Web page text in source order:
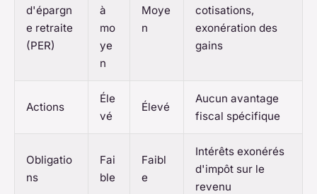
d'épargn
e retraite
(PER)
à
mo
ye
n
Moye
n
cotisations,
exonération des
gains
Actions
Éle
vé
Élevé
Aucun avantage
fiscal spécifique
Obligatio
ns
Fai
ble
Faibl
e
Intérêts exonérés
d'impôt sur le
revenu